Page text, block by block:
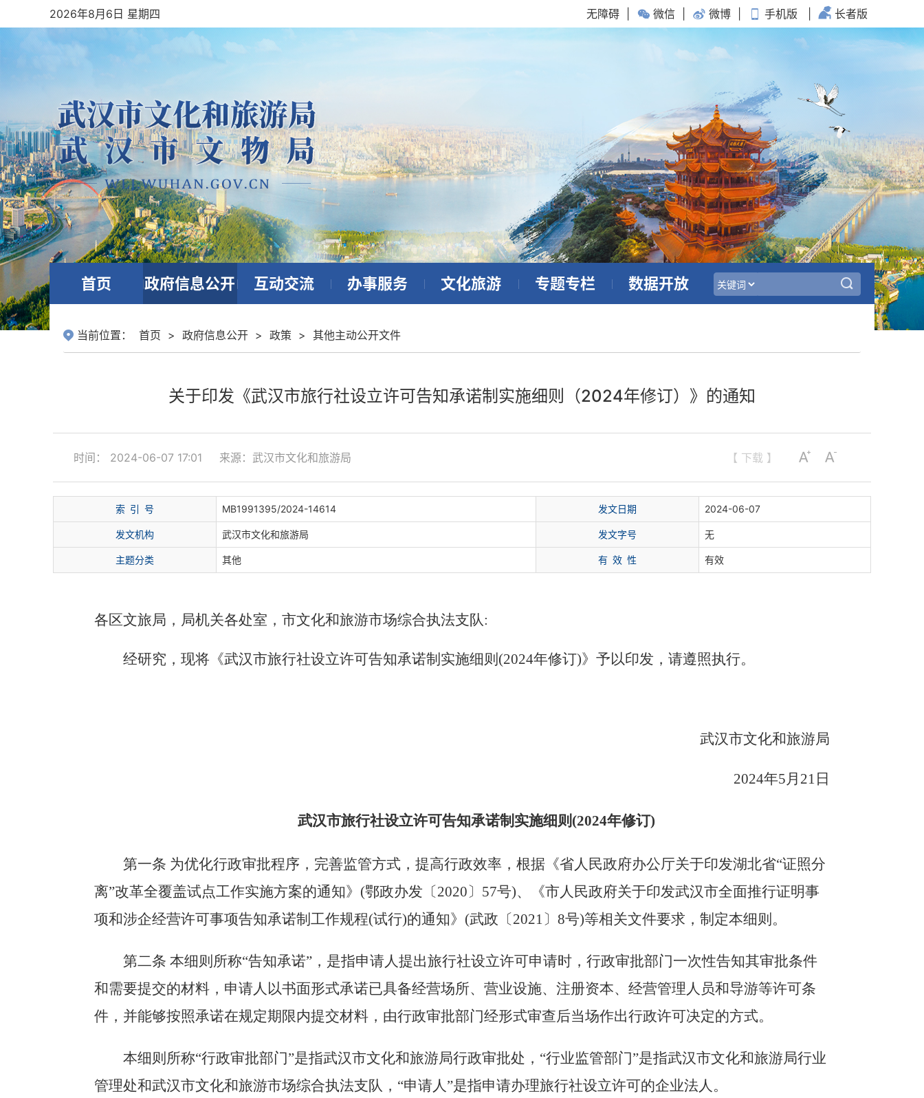
2026年8月6日 星期四 无障碍 微信 微博 手机版 长者版
首页 政府信息公开 互动交流 办事服务 文化旅游 专题专栏 数据开放
当前位置： 首页 > 政府信息公开 > 政策 > 其他主动公开文件
关于印发《武汉市旅行社设立许可告知承诺制实施细则（2024年修订）》的通知
【 下载 】
时间： 2024-06-07 17:01 来源：武汉市文化和旅游局
索 引 号 MB1991395/2024-14614 发文日期 2024-06-07
发文机构 武汉市文化和旅游局 发文字号 无
主题分类 其他 有 效 性 有效
各区文旅局，局机关各处室，市文化和旅游市场综合执法支队:
经研究，现将《武汉市旅行社设立许可告知承诺制实施细则(2024年修订)》予以印发，请遵照执行。
武汉市文化和旅游局
2024年5月21日
武汉市旅行社设立许可告知承诺制实施细则(2024年修订)
第一条 为优化行政审批程序，完善监管方式，提高行政效率，根据《省人民政府办公厅关于印发湖北省“证照分
离”改革全覆盖试点工作实施方案的通知》(鄂政办发〔2020〕57号)、
《市人民政府关于印发武汉市全面推行证明事
项和涉企经营许可事项告知承诺制工作规程(试行)的通知》(武政〔2021〕 8号)等相关文件要求，制定本细则。
第二条 本细则所称“告知承诺”，是指申请人提出旅行社设立许可申请时，行政审批部门一次性告知其审批条件
和需要提交的材料，申请人以书面形式承诺已具备经营场所、营业设施、注册资本、经营管理人员和导游等许可条
件，并能够按照承诺在规定期限内提交材料，由行政审批部门经形式审查后当场作出行政许可决定的方式。
本细则所称“行政审批部门”是指武汉市文化和旅游局行政审批处，“行业监管部门”是指武汉市文化和旅游局行业
管理处和武汉市文化和旅游市场综合执法支队，“申请人”是指申请办理旅行社设立许可的企业法人。